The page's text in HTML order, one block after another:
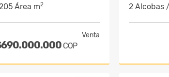
Área m2
Venta
COP
2 Alcobas